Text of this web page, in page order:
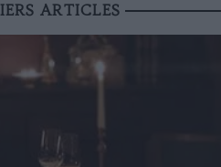
ARTICLES